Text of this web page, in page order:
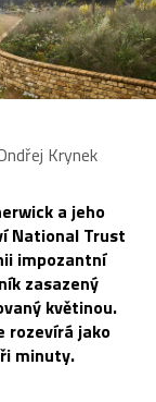
Krynek
a jeho
National Trust
impozantní
zasazený
květinou.
rozevírá jako
minuty.